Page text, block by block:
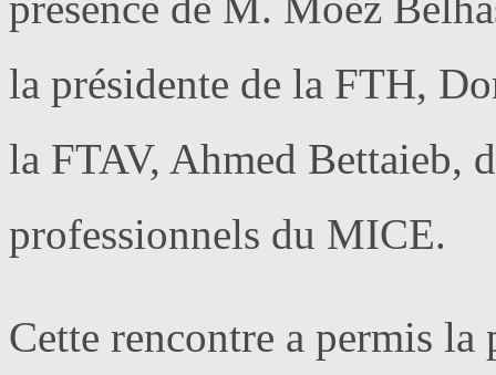
la présidente de la FTH,
la FTAV, Ahmed Bettaieb,
professionnels du MICE.
Cette rencontre a permis la